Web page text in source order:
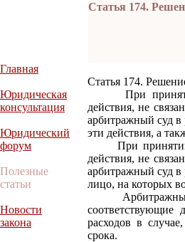
Статья 174.
Главная
Юридическая
консультация
Юридический
форум
Полезные
статьи
Новости
закона
Статья 174.
При принятии
действия, не
арбитражный суд в
эти действия, а
При принятии
действия, не
арбитражный суд в
лицо, на которых
Арбитражный
соответствующие
расходов в
срока.